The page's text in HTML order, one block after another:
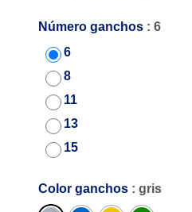
Número ganchos : 6
6
8
11
13
15
Color ganchos : gris